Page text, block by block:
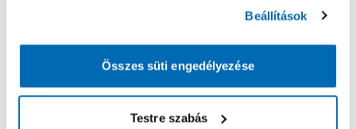
Beállítások
Összes süti engedélyezése
Testre szabás